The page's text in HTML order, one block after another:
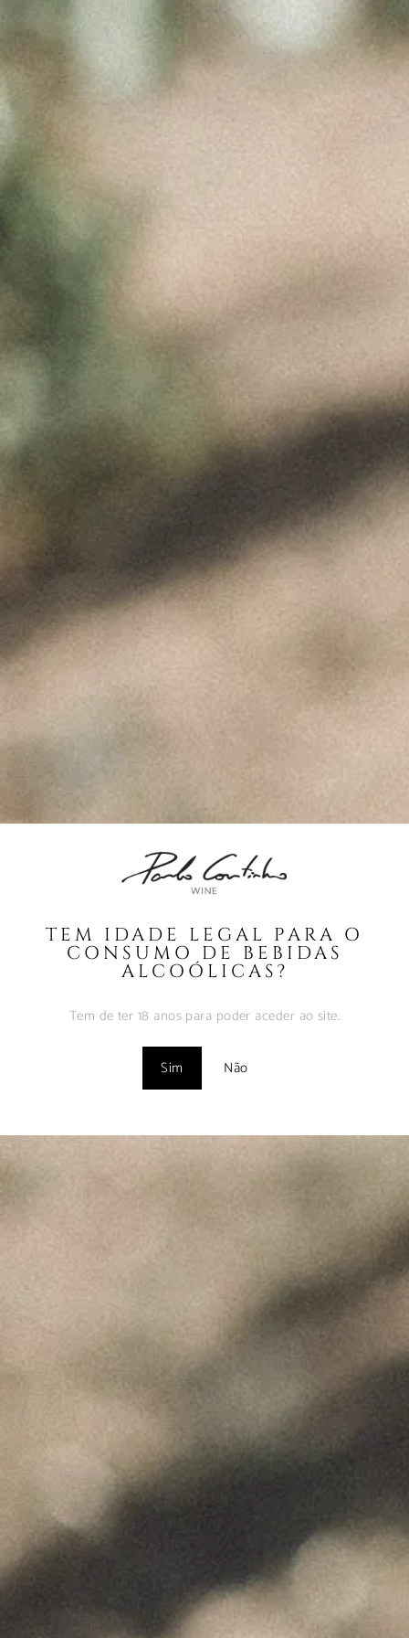
TEM IDADE LEGAL PARA O
CONSUMO DE BEBIDAS
ALCOÓLICAS?
Tem de ter 18 anos para poder aceder ao site.
Sim Não
PRODUCT
Product
dos Vinhos de Paulo
Fevereiro 10, 2025
MUST – VINHA da
FONTE – Nov2024
Fevereiro 9, 2025
BORRAJO – Set2024
Vinhos com Assinatura
Maio 1, 2024
"Wine is not made for winemakers and
their friends alone, but I wish I will always
have plenty of them to share it with."
+351 912 844 136
Celeirós do Douro - Sabrosa
info@paulocoutinho.wine
www.paulocoutinho.wine